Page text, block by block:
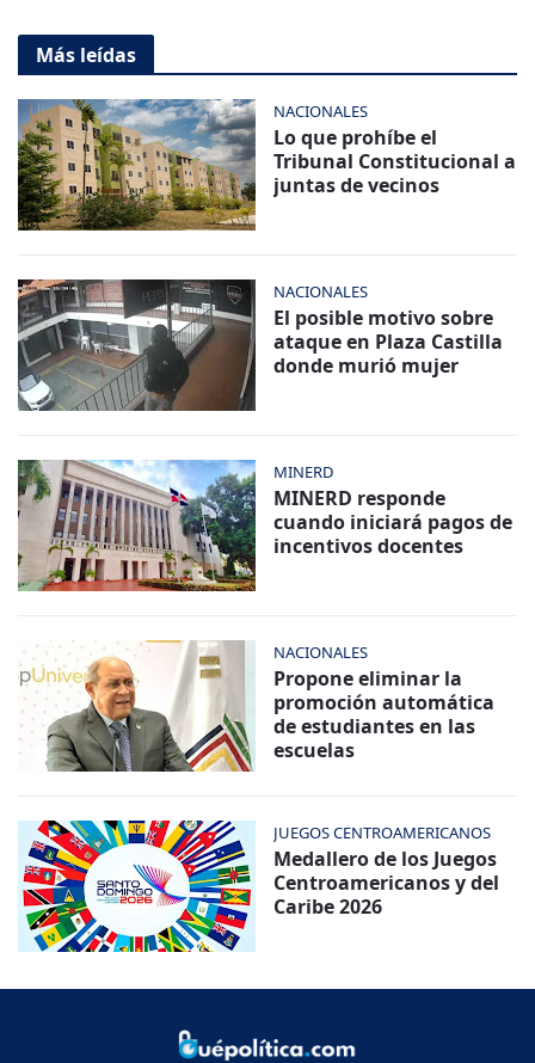
Más leídas
NACIONALES
Lo que prohíbe el
Tribunal Constitucional a
juntas de vecinos
NACIONALES
El posible motivo sobre
ataque en Plaza Castilla
donde murió mujer
MINERD
MINERD responde
cuando iniciará pagos de
incentivos docentes
NACIONALES
Propone eliminar la
promoción automática
de estudiantes en las
escuelas
JUEGOS CENTROAMERICANOS
Medallero de los Juegos
Centroamericanos y del
Caribe 2026